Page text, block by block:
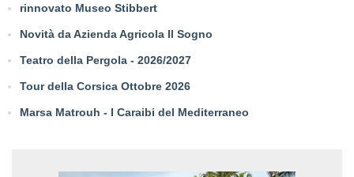
rinnovato Museo Stibbert
Novità da Azienda Agricola Il Sogno
Teatro della Pergola - 2026/2027
Tour della Corsica Ottobre 2026
Marsa Matrouh - I Caraibi del Mediterraneo